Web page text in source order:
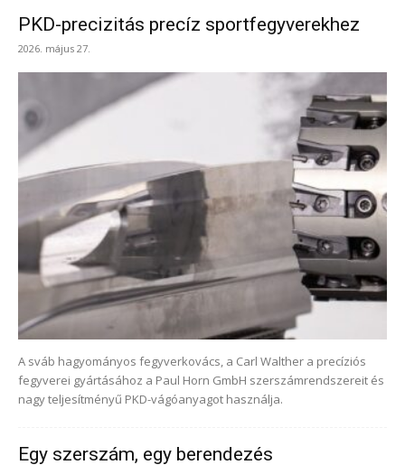
PKD-precizitás precíz sportfegyverekhez
2026. május 27.
A sváb hagyományos fegyverkovács, a Carl Walther a precíziós
fegyverei gyártásához a Paul Horn GmbH szerszámrendszereit és
nagy teljesítményű PKD-vágóanyagot használja.
Egy szerszám, egy berendezés